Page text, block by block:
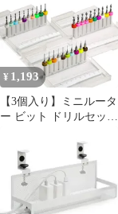
¥ 1,193
【3個入り】ミニルータ
ー ビット ドリルセット
ット タングステン鋼
製・高精度・耐久性抜
群 CNC基板ドリル 彫刻
ドリル 微細穴加工 琥珀
蜜蝋 プラスチック ジュ